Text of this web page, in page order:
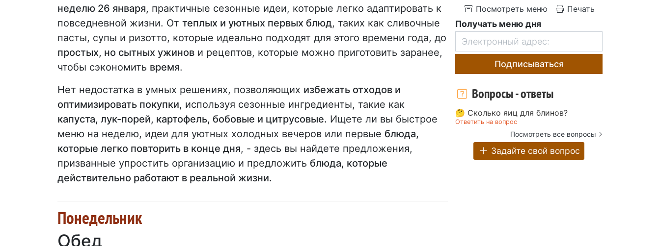
неделю 26 января, практичные сезонные идеи, которые легко адаптировать к
повседневной жизни. От теплых и уютных первых блюд, таких как сливочные
пасты, супы и ризотто, которые идеально подходят для этого времени года, до
простых, но сытных ужинов и рецептов, которые можно приготовить заранее,
чтобы сэкономить время.
Нет недостатка в умных решениях, позволяющих избежать отходов и
оптимизировать покупки, используя сезонные ингредиенты, такие как
капуста, лук-порей, картофель, бобовые и цитрусовые. Ищете ли вы быстрое
меню на неделю, идеи для уютных холодных вечеров или первые блюда,
которые легко повторить в конце дня, - здесь вы найдете предложения,
призванные упростить организацию и предложить блюда, которые
действительно работают в реальной жизни.
Понедельник
Обед
Посмотреть меню
Печать
Получать меню дня
Подписываться
Вопросы - ответы
🤔 Сколько яиц для блинов?
Ответить на вопрос
Посмотреть все вопросы
Задайте свой вопрос